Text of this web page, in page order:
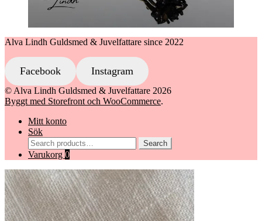
Alva Lindh Guldsmed & Juvelfattare since 2022
Facebook Instagram
© Alva Lindh Guldsmed & Juvelfattare 2026
Byggt med Storefront och WooCommerce.
Mitt konto
Sök
Search
for:
Search
Varukorg 0